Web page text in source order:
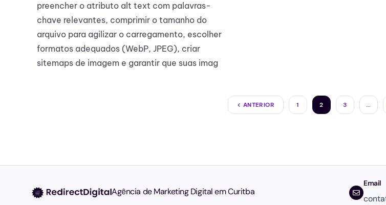
preencher o atributo alt text com palavras-
chave relevantes, comprimir o tamanho do
arquivo para agilizar o carregamento, escolher
formatos adequados (WebP, JPEG), criar
sitemaps de imagem e garantir que suas imag
ANTERIOR 1 2 3 …
Agência de Marketing Digital em Curitba
Email